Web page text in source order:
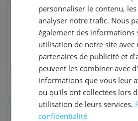
ORIGINAL
RÉFÉRENCE DU PRODUIT
FRÉQUENCE
QUANTITÉ PAR LIVRAISON
DATE DE PREMIÈRE LIVRAISON
personnaliser le contenu,
analyser notre trafic. Nous
également des informations
utilisation de notre site avec
partenaires de publicité et
peuvent les combiner avec
informations que vous leur
ou qu'ils ont collectées lors
utilisation de leurs services.
confidentialité